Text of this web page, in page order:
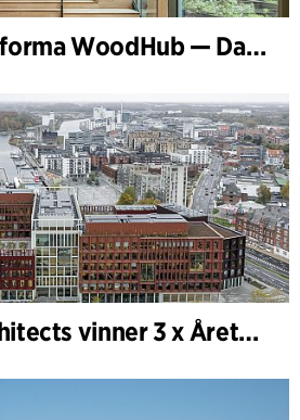
Intervju: Att utforma WoodHub — Danmarks största träbyggnad
C.F. Møller Architects vinner 3 x Årets Byggnad 2025